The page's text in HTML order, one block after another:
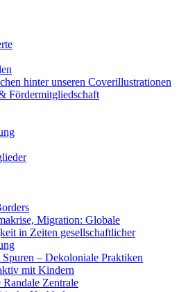
hinter unseren Coverillustrationen
Fördermitgliedschaft
Migration: Globale
in Zeiten gesellschaftlicher
– Dekoloniale Praktiken
mit Kindern
Randale Zentrale